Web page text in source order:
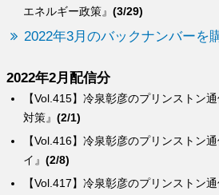
エネルギー政策』(3/29)
2022年3月のバックナンバーを
2022年2月配信分
【Vol.417】冷泉彰彦のプリンストン
【Vol.416】冷泉彰彦のプリンストン
イ』(2/8)
【Vol.415】冷泉彰彦のプリンストン
対策』(2/1)